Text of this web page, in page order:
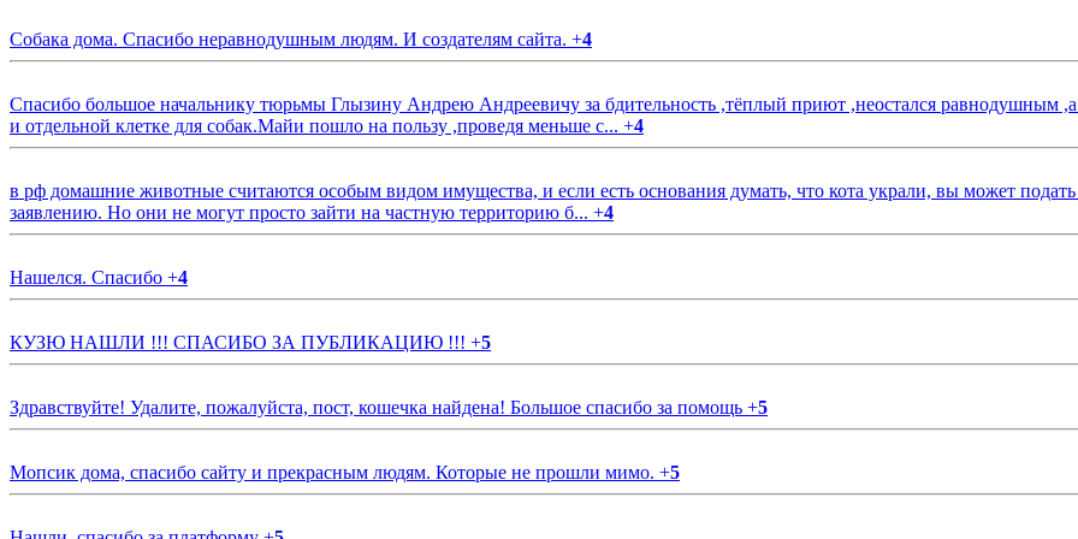
Собака дома. Спасибо неравнодушным людям. И создателям сайта. +4
Спасибо большое начальнику тюрьмы Глызину Андрею Андреевичу за бдительность ,тёплый приют ,неостался равнодушным
и отдельной клетке для собак.Майи пошло на пользу ,проведя меньше с... +4
в рф домашние животные считаются особым видом имущества, и если есть основания думать, что кота украли, вы может
заявлению. Но они не могут просто зайти на частную территорию б... +4
Нашелся. Спасибо +4
КУЗЮ НАШЛИ !!! СПАСИБО ЗА ПУБЛИКАЦИЮ !!! +5
Здравствуйте! Удалите, пожалуйста, пост, кошечка найдена! Большое спасибо за помощь +5
Мопсик дома, спасибо сайту и прекрасным людям. Которые не прошли мимо. +5